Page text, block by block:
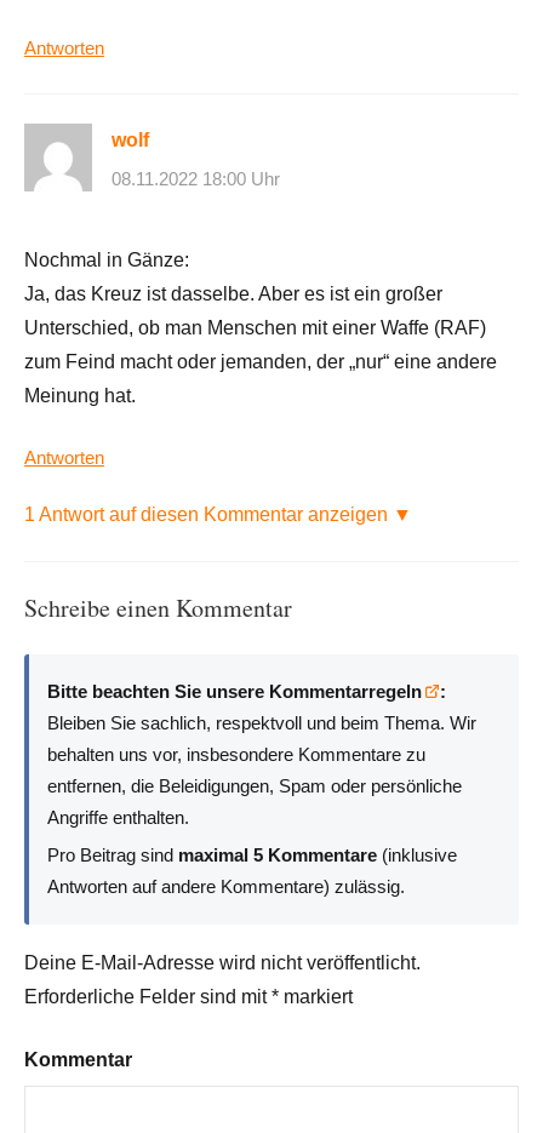
Antworten
wolf
08.11.2022 18:00 Uhr
Nochmal in Gänze:
Ja, das Kreuz ist dasselbe. Aber es ist ein großer
Unterschied, ob man Menschen mit einer Waffe (RAF)
zum Feind macht oder jemanden, der „nur“ eine andere
Meinung hat.
Antworten
1 Antwort auf diesen Kommentar anzeigen ▼
Schreibe einen Kommentar
Bitte beachten Sie unsere Kommentarregeln
:
Bleiben Sie sachlich, respektvoll und beim Thema. Wir
behalten uns vor, insbesondere Kommentare zu
entfernen, die Beleidigungen, Spam oder persönliche
Angriffe enthalten.
Pro Beitrag sind maximal 5 Kommentare (inklusive
Antworten auf andere Kommentare) zulässig.
Deine E-Mail-Adresse wird nicht veröffentlicht.
Erforderliche Felder sind mit* markiert
Kommentar